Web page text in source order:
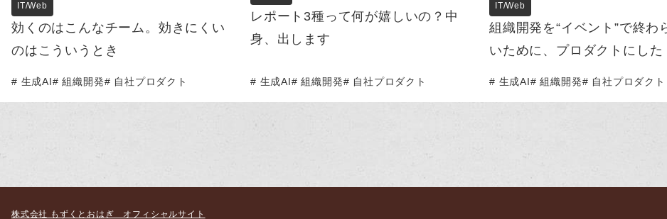
IT/Web
効くのはこんなチーム。効きにくい
のはこういうとき
生成AI 組織開発 自社プロダクト
レポート3種って何が嬉しいの？中
身、出します
生成AI 組織開発 自社プロダクト
IT/Web
組織開発を“イベント”で終わ
いために、プロダクトにした
生成AI 組織開発 自社プロダクト
株式会社 もずくとおはぎ オフィシャルサイト